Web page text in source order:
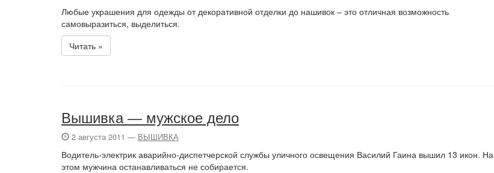
Любые украшения для одежды от декоративной отделки до нашивок – это отличная возможность
самовыразиться, выделиться.
Читать »
Вышивка — мужское дело
2 августа 2011 — ВЫШИВКА
Водитель-электрик аварийно-диспетчерской службы уличного освещения Василий Гаина вышил 13 икон. На
этом мужчина останавливаться не собирается.